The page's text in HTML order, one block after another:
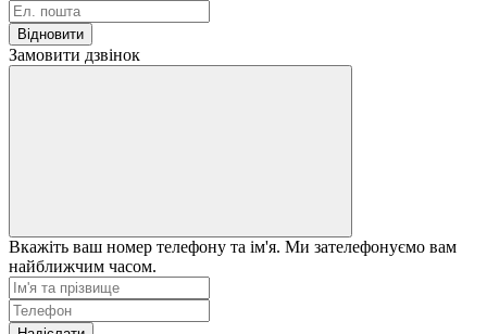
Відновити
Замовити дзвінок
Вкажіть ваш номер телефону та ім'я. Ми зателефонуємо вам
найближчим часом.